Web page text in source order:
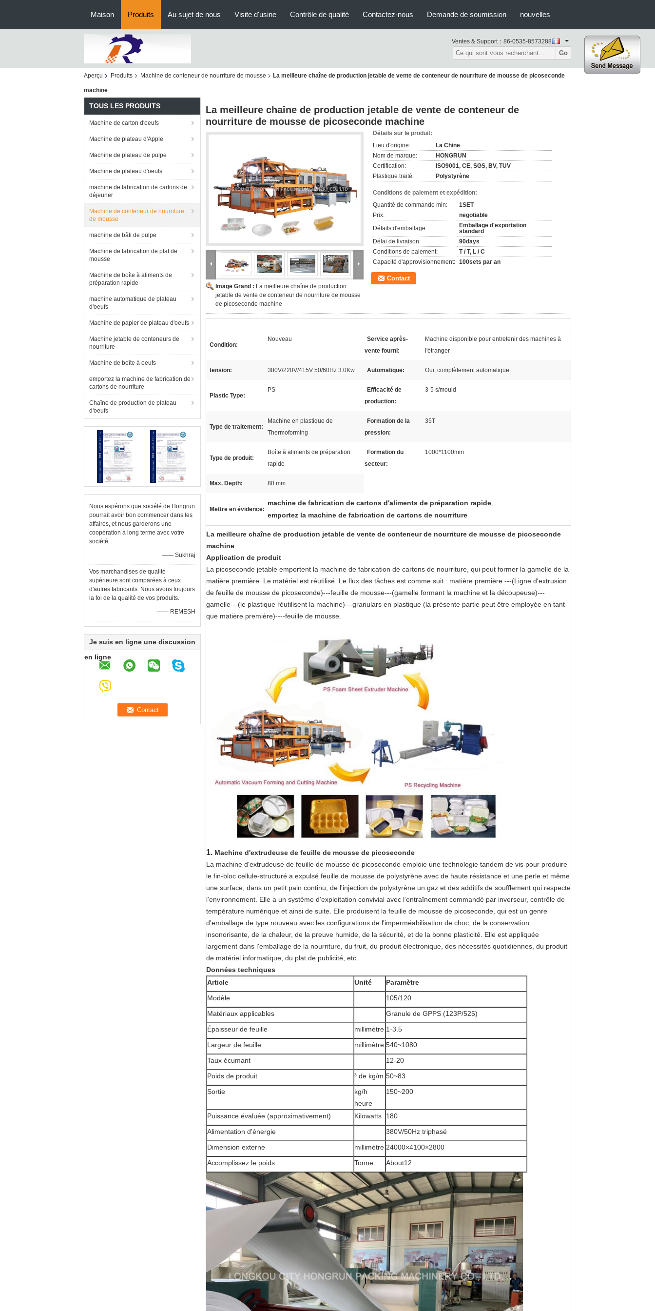
Maison Produits Au sujet de nous Visite d'usine Contrôle de qualité Contactez-nous Demande de soumission nouvelles
Ventes & Support： 86-0535-8573288
Go
Aperçu Produits Machine de conteneur de nourriture de mousse La meilleure chaîne de production jetable de vente de conteneur de nourriture de mousse de picoseconde
machine
TOUS LES PRODUITS
Machine de carton d'oeufs
Machine de plateau d'Apple
Machine de plateau de pulpe
Machine de plateau d'oeufs
machine de fabrication de cartons de
déjeuner
Machine de conteneur de nourriture
de mousse
machine de bâti de pulpe
Machine de fabrication de plat de
mousse
Machine de boîte à aliments de
préparation rapide
machine automatique de plateau
d'oeufs
Machine de papier de plateau d'oeufs
Machine jetable de conteneurs de
nourriture
Machine de boîte à oeufs
emportez la machine de fabrication de
cartons de nourriture
Chaîne de production de plateau
d'oeufs
Nous espérons que société de Hongrun
pourrait avoir bon commencer dans les
affaires, et nous garderons une
coopération à long terme avec votre
société.
—— Sukhraj
Vos marchandises de qualité
supérieure sont comparées à ceux
d'autres fabricants. Nous avons toujours
la foi de la qualité de vos produits.
—— REMESH
Je suis en ligne une discussion
en ligne
La meilleure chaîne de production jetable de vente de conteneur de
nourriture de mousse de picoseconde machine
Image Grand : La meilleure chaîne de production
jetable de vente de conteneur de nourriture de mousse
de picoseconde machine
Détails sur le produit:
Lieu d'origine:
La Chine
Nom de marque:
HONGRUN
Certification:
ISO9001, CE, SGS, BV, TUV
Plastique traité:
Polystyrène
Conditions de paiement et expédition:
Quantité de commande min:
1SET
Prix:
negotiable
Détails d'emballage:
Emballage d'exportation
standard
Délai de livraison:
90days
Conditions de paiement:
T / T, L / C
Capacité d'approvisionnement: 100sets par an
Contact
Condition:
Nouveau
Service après-
vente fourni:
Machine disponible pour entretenir des machines à
l'étranger
tension: 380V/220V/415V 50/60Hz 3.0Kw Automatique: Oui, complètement automatique
Plastic Type:
PS
Efficacité de
production:
3-5 s/mould
Type de traitement:
Machine en plastique de
Thermoforming
Formation de la
pression:
35T
Type de produit:
Boîte à aliments de préparation
rapide
Formation du
secteur:
1000*1100mm
Max. Depth: 80 mm
Mettre en évidence:
machine de fabrication de cartons d'aliments de préparation rapide,
emportez la machine de fabrication de cartons de nourriture
La meilleure chaîne de production jetable de vente de conteneur de nourriture de mousse de picoseconde
machine
Application de produit
La picoseconde jetable emportent la machine de fabrication de cartons de nourriture, qui peut former la gamelle de la
matière première. Le matériel est réutilisé. Le flux des tâches est comme suit : matière première ---(Ligne d'extrusion
de feuille de mousse de picoseconde)---feuille de mousse---(gamelle formant la machine et la découpeuse)---
gamelle---(le plastique réutilisent la machine)---granulars en plastique (la présente partie peut être employée en tant
que matière première)----feuille de mousse.
1. Machine d'extrudeuse de feuille de mousse de picoseconde
La machine d'extrudeuse de feuille de mousse de picoseconde emploie une technologie tandem de vis pour produire
le fin-bloc cellule-structuré a expulsé feuille de mousse de polystyrène avec de haute résistance et une perle et même
une surface, dans un petit pain continu, de l'injection de polystyrène un gaz et des additifs de soufflement qui respecte
l'environnement. Elle a un système d'exploitation convivial avec l'entraînement commandé par inverseur, contrôle de
température numérique et ainsi de suite. Elle produisent la feuille de mousse de picoseconde, qui est un genre
d'emballage de type nouveau avec les configurations de l'imperméabilisation de choc, de la conservation
insonorisante, de la chaleur, de la preuve humide, de la sécurité, et de la bonne plasticité. Elle est appliquée
largement dans l'emballage de la nourriture, du fruit, du produit électronique, des nécessités quotidiennes, du produit
de matériel informatique, du plat de publicité, etc.
Données techniques
Article
Unité
Paramètre
Modèle
105/120
Matériaux applicables
Granule de GPPS (123P/525)
Épaisseur de feuille
millimètre 1-3.5
Largeur de feuille
millimètre 540~1080
Taux écumant
12-20
Poids de produit
³ de kg/m 50~83
Sortie
kg/h
heure
150~200
Puissance évaluée (approximativement) Kilowatts
180
Alimentation d'énergie
380V/50Hz triphasé
Dimension externe
millimètre 24000×4100×2800
Accomplissez le poids
Tonne About12